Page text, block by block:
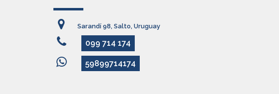
Sarandí 98, Salto, Uruguay
099 714 174
59899714174